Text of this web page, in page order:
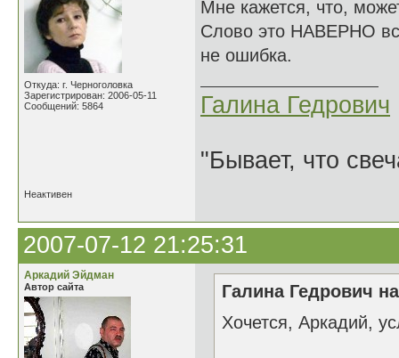
Откуда: г. Черноголовка
Зарегистрирован: 2006-05-11
Сообщений: 5864
Мне кажется, что,
Слово это НАВЕРНО
не ошибка.
Галина Гедрович
"Бывает, что
Неактивен
2007-07-12 21:25:31
Аркадий Эйдман
Автор сайта
Галина Гедрович
Хочется, Аркадий,